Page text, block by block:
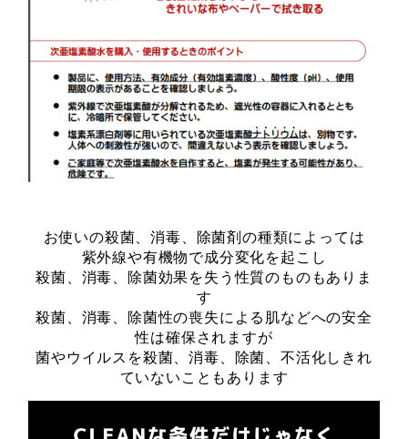
お使いの殺菌、消毒、除菌剤の種類によっては
紫外線や有機物で成分変化を起こし
殺菌、消毒、除菌効果を失う性質のものもありま
す
殺菌、消毒、除菌性の喪失による肌などへの安全
性は確保されますが
菌やウイルスを殺菌、消毒、除菌、不活化しきれ
ていないこともあります